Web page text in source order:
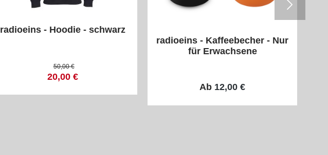
radioeins - Hoodie - schwarz
50,00 €
20,00 €
radioeins - Kaffeebecher - Nur
für Erwachsene
Ab 12,00 €